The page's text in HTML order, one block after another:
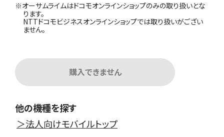
※オーサムライムはドコモオンラインショップのみの取り扱いとな
ります。
NTTドコモビジネスオンラインショップでは取り扱いがござい
ません。
購入できません
他の機種を探す
＞法人向けモバイルトップ